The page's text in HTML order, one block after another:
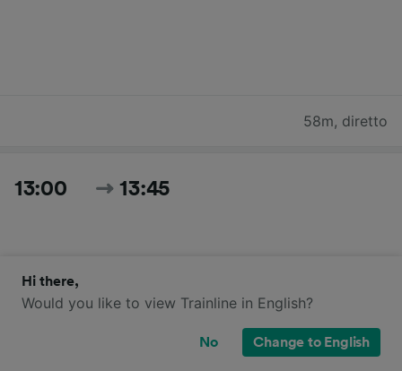
58m, diretto
13:00 13:45
45m,diretto
Hi there,
Would you like to view Trainline in English?
No Change to English